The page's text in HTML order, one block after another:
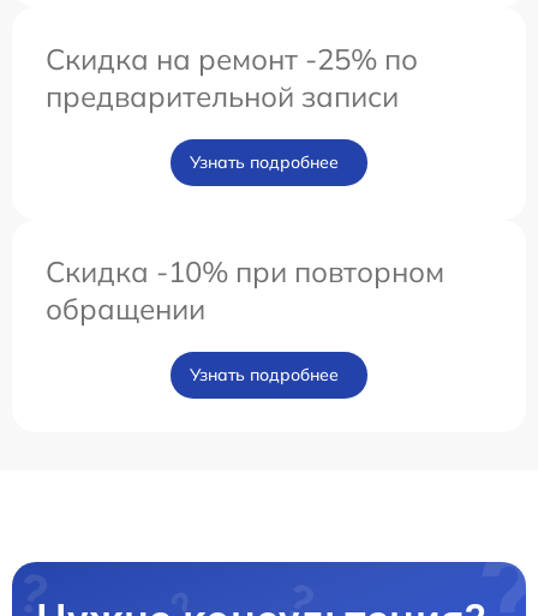
Скидка на ремонт -25% по
предварительной записи
Узнать подробнее
Скидка -10% при повторном
обращении
Узнать подробнее